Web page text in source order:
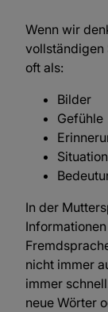
Wenn wir
vollständigen
oft als:
Bilder
Gefühle
In der
nicht immer
immer
neue Wörter